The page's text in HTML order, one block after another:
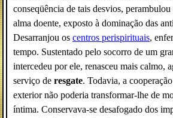
conseqüência de tais desvios,
alma doente, exposto à dominação das
Desarranjou os centros perispirituais,
tempo. Sustentado pelo socorro de um
intercedeu por ele, renasceu mais calmo,
serviço de resgate. Todavia, a
exterior não poderia transformar-lhe de
íntima. Conservava-se desafogado dos